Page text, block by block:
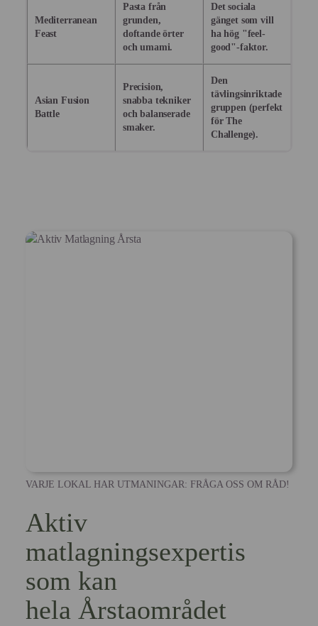
Mediterranean
Feast
Pasta från
grunden,
doftande örter
och umami.
Det sociala
gänget som vill
ha hög "feel-
good"-faktor.
Asian Fusion
Battle
Precision,
snabba tekniker
och balanserade
smaker.
Den
tävlingsinriktade
gruppen (perfekt
för The
Challenge).
VARJE LOKAL HAR UTMANINGAR: FRÅGA OSS OM RÅD!
Aktiv
matlagningsexpertis
som kan
hela Årstaområdet